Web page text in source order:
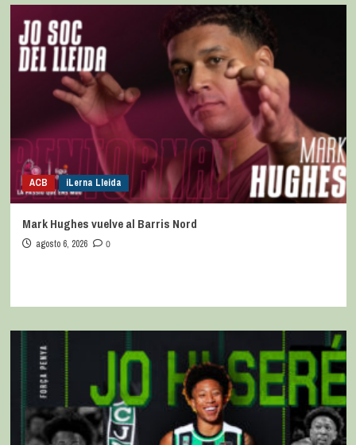
ACB iLerna Lleida
Mark Hughes vuelve al Barris Nord
agosto 6, 2026 0